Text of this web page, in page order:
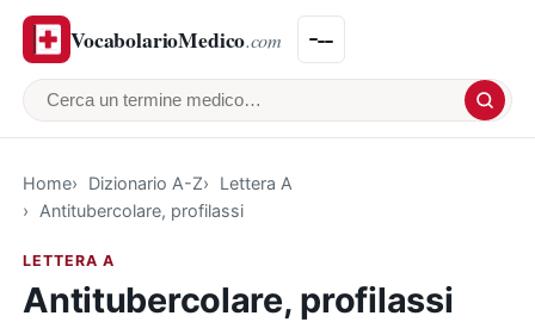
VocabolarioMedico.com
Cerca un termine medico
Home Dizionario A-Z
Lettera A
Antitubercolare, profilassi
LETTERA A
Antitubercolare, profilassi